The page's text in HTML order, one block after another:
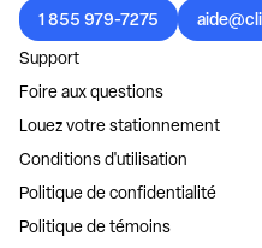
1 855 979-7275
Support
Foire aux questions
Louez votre stationnement
Conditions d'utilisation
Politique de confidentialité
Politique de témoins